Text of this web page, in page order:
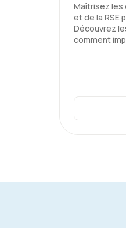
Maîtrisez les
et de la RSE
Découvrez
comment